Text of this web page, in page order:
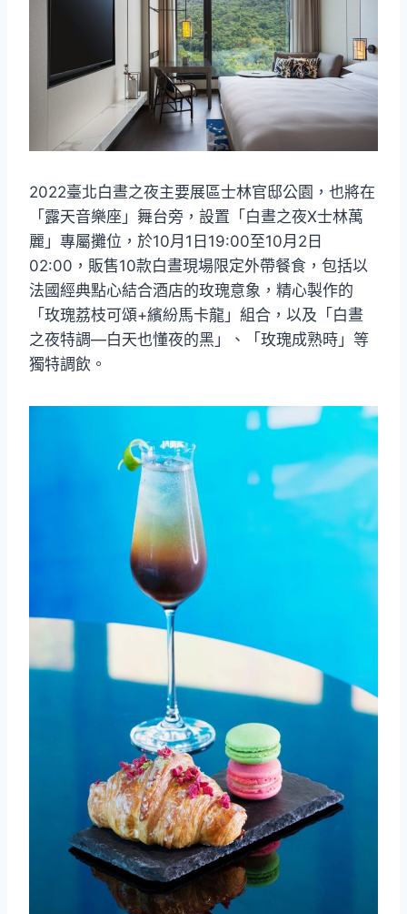
2022臺北白晝之夜主要展區士林官邸公園，也將在
「露天音樂座」舞台旁，設置「白晝之夜X士林萬
麗」專屬攤位，於10月1日19:00至10月2日
02:00，販售10款白晝現場限定外帶餐食，包括以
法國經典點心結合酒店的玫瑰意象，精心製作的
「玫瑰荔枝可頌+繽紛馬卡龍」組合，以及「白晝
之夜特調—白天也懂夜的黑」、「玫瑰成熟時」等
獨特調飲。